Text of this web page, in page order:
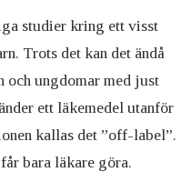
studier kring ett visst
Trots det kan det ändå
och ungdomar med just
ett läkemedel utanför
kallas det ”off-label”.
bara läkare göra.